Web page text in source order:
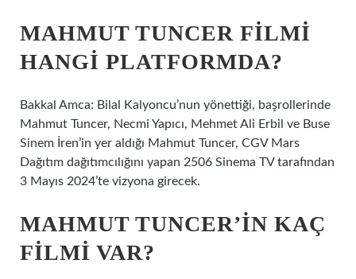
MAHMUT TUNCER FILMI
HANGI PLATFORMDA?
Bakkal Amca: Bilal Kalyoncu’nun yönettiği, başrollerinde
Mahmut Tuncer, Necmi Yapıcı, Mehmet Ali Erbil ve Buse
Sinem İren’in yer aldığı Mahmut Tuncer, CGV Mars
Dağıtım dağıtımcılığını yapan 2506 Sinema TV tarafından
3 Mayıs 2024’te vizyona girecek.
MAHMUT TUNCER’IN KAÇ
FILMI VAR?